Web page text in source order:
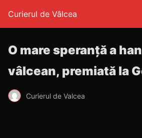
Curierul de Vâlcea
O mare speranţă a
vâlcean, premiată la
Curierul de Valcea